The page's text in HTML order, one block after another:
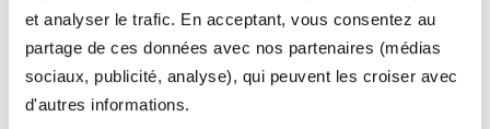
et analyser le trafic. En acceptant, vous consentez au
partage de ces données avec nos partenaires (médias
sociaux, publicité, analyse), qui peuvent les croiser avec
d'autres informations.